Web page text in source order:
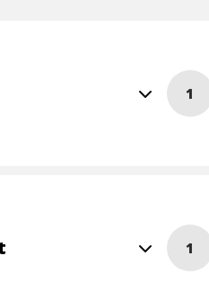
Lees
meer
1
Lees
meer
1